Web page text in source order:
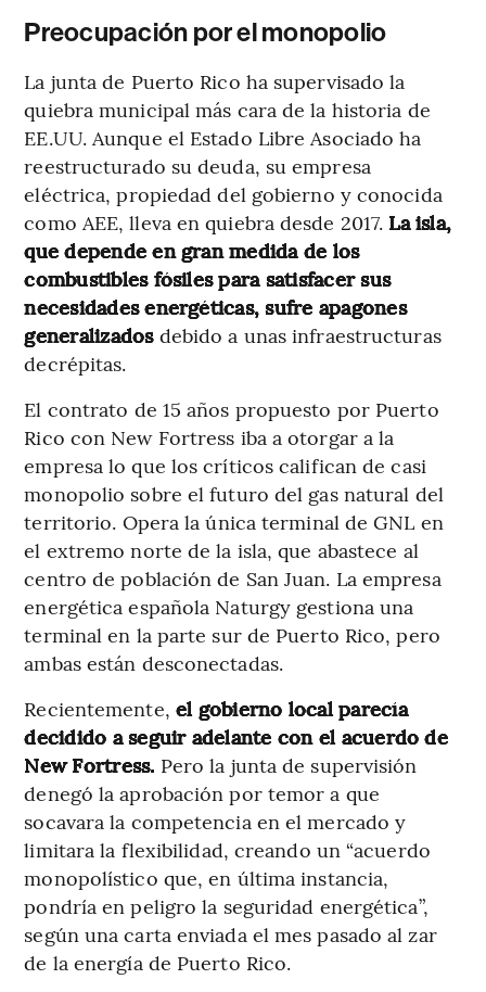
Preocupación por el monopolio
La junta de Puerto Rico ha supervisado la
quiebra municipal más cara de la historia de
EE.UU. Aunque el Estado Libre Asociado ha
reestructurado su deuda, su empresa
eléctrica, propiedad del gobierno y conocida
como AEE, lleva en quiebra desde 2017. La isla,
que depende en gran medida de los
combustibles fósiles para satisfacer sus
necesidades energéticas, sufre apagones
generalizados debido a unas infraestructuras
decrépitas.
El contrato de 15 años propuesto por Puerto
Rico con New Fortress iba a otorgar a la
empresa lo que los críticos califican de casi
monopolio sobre el futuro del gas natural del
territorio. Opera la única terminal de GNL en
el extremo norte de la isla, que abastece al
centro de población de San Juan. La empresa
energética española Naturgy gestiona una
terminal en la parte sur de Puerto Rico, pero
ambas están desconectadas.
Recientemente, el gobierno local parecía
decidido a seguir adelante con el acuerdo de
New Fortress. Pero la junta de supervisión
denegó la aprobación por temor a que
socavara la competencia en el mercado y
limitara la flexibilidad, creando un “acuerdo
monopolístico que, en última instancia,
pondría en peligro la seguridad energética”,
según una carta enviada el mes pasado al zar
de la energía de Puerto Rico.